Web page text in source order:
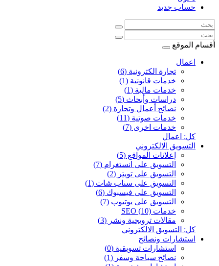
حساب جديد
أقسام الموقع
اعمال
تجارة الكترونية (6)
خدمات قانونية (1)
خدمات مالية (1)
دراسات وأبحاث (5)
نصائح أعمال وتجارة (2)
خدمات صوتية (11)
خدمات اخرى (7)
كل: اعمال
التسويق الالكتروني
إعلانات المواقع (5)
التسويق على انستغرام (7)
التسويق على تويتر (2)
التسويق على سناب شات (1)
التسويق على فيسبوك (6)
التسويق على يوتيوب (7)
خدمات SEO (10)
مقالات ترويجية ونشر (3)
كل: التسويق الالكتروني
استشارات ونصائح
استشارات تسويقية (0)
نصائح سياحة وسفر (1)